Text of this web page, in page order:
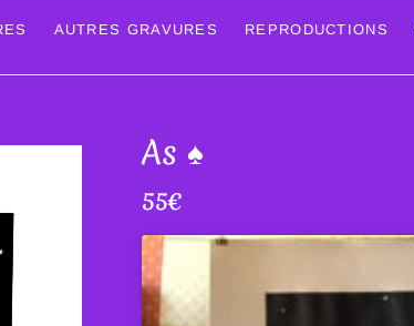
AUTRES GRAVURES REPRODUCTIONS
As ♠
55€